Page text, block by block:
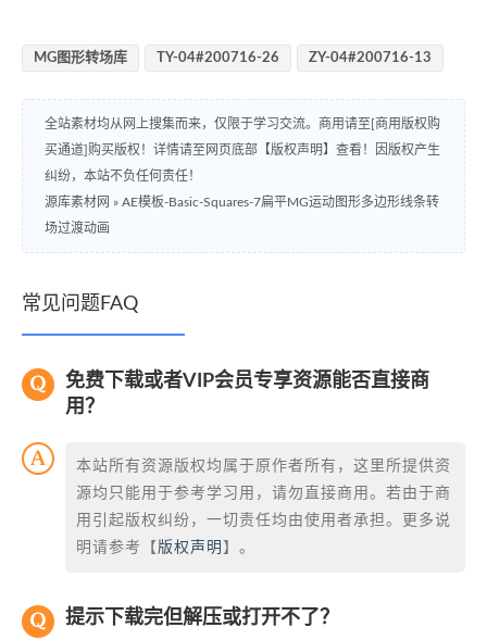
MG图形转场库 TY-04#200716-26 ZY-04#200716-13
全站素材均从网上搜集而来，仅限于学习交流。商用请至[商用版权购
买通道]购买版权！详情请至网页底部【版权声明】查看！因版权产生
纠纷，本站不负任何责任！
源库素材网 » AE模板-Basic-Squares-7扁平MG运动图形多边形线条转
场过渡动画
常见问题FAQ
免费下载或者VIP会员专享资源能否直接商
用？
本站所有资源版权均属于原作者所有，这里所提供资
源均只能用于参考学习用，请勿直接商用。若由于商
用引起版权纠纷，一切责任均由使用者承担。更多说
明请参考【 版权声明 】。
提示下载完但解压或打开不了？